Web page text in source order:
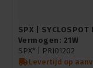
SPX |
Vermogen: 21W
SPX* |
PRI01202
Levertijd op